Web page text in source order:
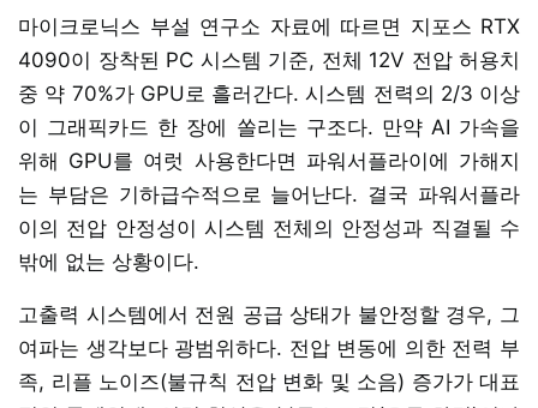
마이크로닉스 부설 연구소 자료에 따르면 지포스 RTX
4090이 장착된 PC 시스템 기준, 전체 12V 전압 허용치
중 약 70%가 GPU로 흘러간다. 시스템 전력의 2/3 이상
이 그래픽카드 한 장에 쏠리는 구조다. 만약 AI 가속을
위해 GPU를 여럿 사용한다면 파워서플라이에 가해지
는 부담은 기하급수적으로 늘어난다. 결국 파워서플라
이의 전압 안정성이 시스템 전체의 안정성과 직결될 수
밖에 없는 상황이다.
고출력 시스템에서 전원 공급 상태가 불안정할 경우, 그
여파는 생각보다 광범위하다. 전압 변동에 의한 전력 부
족, 리플 노이즈(불규칙 전압 변화 및 소음) 증가가 대표